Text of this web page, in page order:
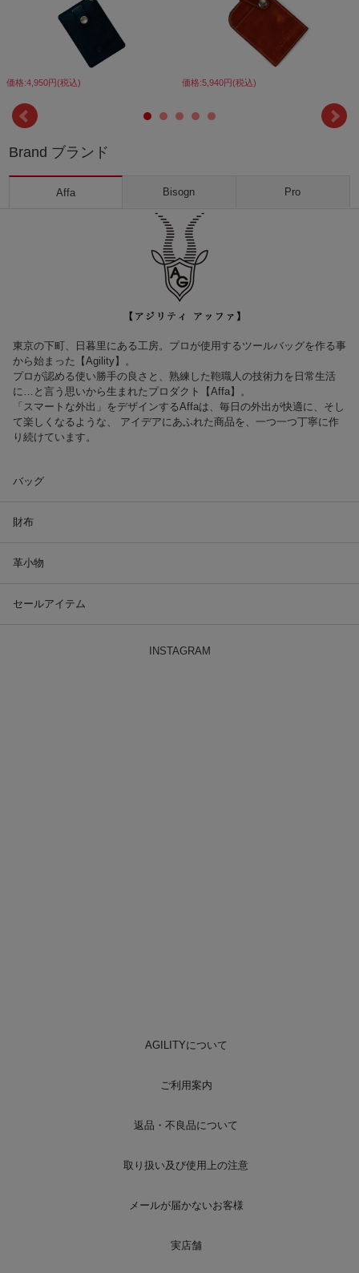
価格:4,950円(税込) 価格:5,940円(税込)
Brand ブランド
Affa Bisogn Pro
東京の下町、日暮里にある工房。プロが使用するツールバッグを作る事
から始まった【Agility】。
プロが認める使い勝手の良さと、熟練した鞄職人の技術力を日常生活
に…と言う思いから生まれたプロダクト【Affa】。
「スマートな外出」をデザインするAffaは、毎日の外出が快適に、そし
て楽しくなるような、 アイデアにあふれた商品を、一つ一つ丁寧に作
り続けています。
バッグ
財布
革小物
セールアイテム
INSTAGRAM
AGILITYについて
ご利用案内
返品・不良品について
取り扱い及び使用上の注意
メールが届かないお客様
実店舗